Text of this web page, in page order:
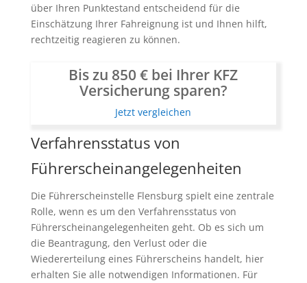
über Ihren Punktestand entscheidend für die
Einschätzung Ihrer Fahreignung ist und Ihnen hilft,
rechtzeitig reagieren zu können.
Bis zu 850 € bei Ihrer KFZ
Versicherung sparen?
Jetzt vergleichen
Verfahrensstatus von
Führerscheinangelegenheiten
Die Führerscheinstelle Flensburg spielt eine zentrale
Rolle, wenn es um den Verfahrensstatus von
Führerscheinangelegenheiten geht. Ob es sich um
die Beantragung, den Verlust oder die
Wiedererteilung eines Führerscheins handelt, hier
erhalten Sie alle notwendigen Informationen. Für